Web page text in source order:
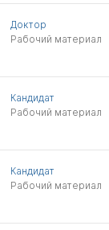
Доктор
Рабочий материал
Кандидат
Рабочий материал
Кандидат
Рабочий материал